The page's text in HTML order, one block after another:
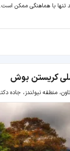
تنها با هماهنگی ممکن است.
کریستن بوش